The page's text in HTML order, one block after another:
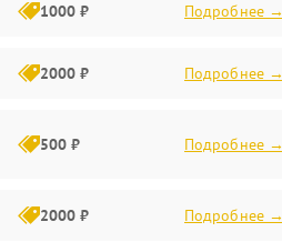
1000 ₽ Подробнее →
2000 ₽ Подробнее →
500 ₽ Подробнее →
2000 ₽ Подробнее →